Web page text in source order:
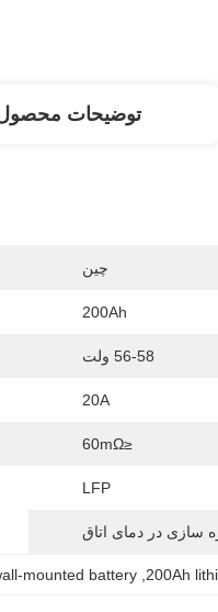
توضیحات
چین
200Ah
56-58 ولت
20A
≤60mΩ
LFP
سازی در دمای اتاق
200Ah
,
mounted battery